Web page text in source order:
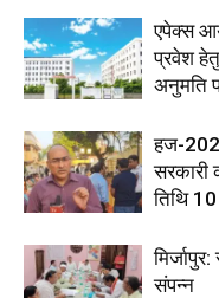
एपेक्स
प्रवेश
अनुमति
हज-
सरकारी
तिथि
संपन्न